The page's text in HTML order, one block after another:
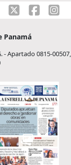
Panamá
- Apartado 0815-